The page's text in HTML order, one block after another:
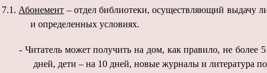
7.1. Абонемент – отдел библиотеки, осуществляющий выдачу
и определенных условиях.
- Читатель может получить на дом, как правило, не более
дней, дети – на 10 дней, новые журналы и литература